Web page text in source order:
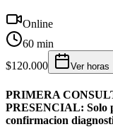
Online
60 min
$120.000
Ver horas
PRIMERA
PRESENCIAL: Solo
confirmacion